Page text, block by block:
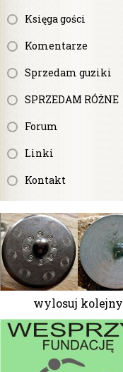
Księga gości
Komentarze
Sprzedam guziki
SPRZEDAM RÓŻNE
Forum
Linki
Kontakt
wylosuj kolejny